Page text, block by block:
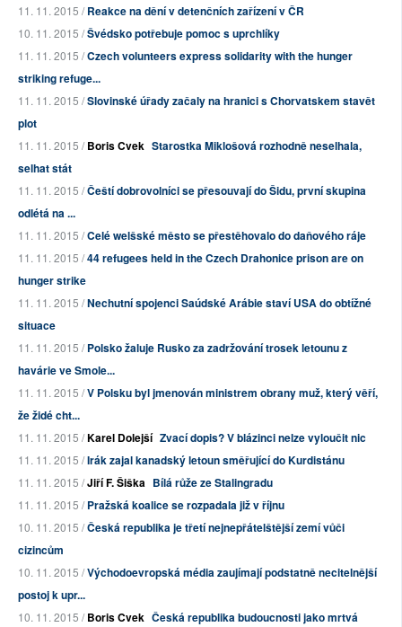
11. 11. 2015 /Reakce na dění v detenčních zařízení v ČR
10. 11. 2015 /Švédsko potřebuje pomoc s uprchlíky
11. 11. 2015 /Czech volunteers express solidarity with the hunger
striking refuge...
11. 11. 2015 /Slovinské úřady začaly na hranici s Chorvatskem stavět
plot
11. 11. 2015 /Boris Cvek Starostka Miklošová rozhodně neselhala,
selhat stát
11. 11. 2015 /Čeští dobrovolníci se přesouvají do Šidu, první skupina
odlétá na ...
11. 11. 2015 /Celé welšské město se přestěhovalo do daňového ráje
11. 11. 2015 /44 refugees held in the Czech Drahonice prison are on
hunger strike
11. 11. 2015 /Nechutní spojenci Saúdské Arábie staví USA do obtížné
situace
11. 11. 2015 /Polsko žaluje Rusko za zadržování trosek letounu z
havárie ve Smole...
11. 11. 2015 /V Polsku byl jmenován ministrem obrany muž, který věří,
že židé cht...
11. 11. 2015 /Karel Dolejší Zvací dopis? V blázinci nelze vyloučit nic
11. 11. 2015 /Irák zajal kanadský letoun směřující do Kurdistánu
11. 11. 2015 /Jiří F. Šiška Bílá růže ze Stalingradu
11. 11. 2015 /Pražská koalice se rozpadala již v říjnu
10. 11. 2015 /Česká republika je třetí nejnepřátelštější zemí vůči
cizincům
10. 11. 2015 /Východoevropská média zaujímají podstatně necitelnější
postoj k upr...
10. 11. 2015 /Boris Cvek Česká republika budoucnosti jako mrtvá